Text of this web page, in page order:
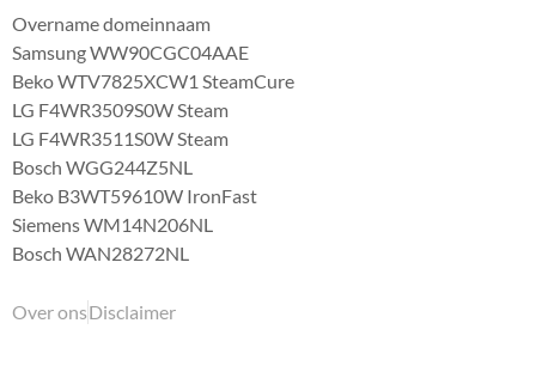
Overname domeinnaam
Samsung WW90CGC04AAE
Beko WTV7825XCW1 SteamCure
LG F4WR3509S0W Steam
LG F4WR3511S0W Steam
Bosch WGG244Z5NL
Beko B3WT59610W IronFast
Siemens WM14N206NL
Bosch WAN28272NL
Over onsDisclaimer